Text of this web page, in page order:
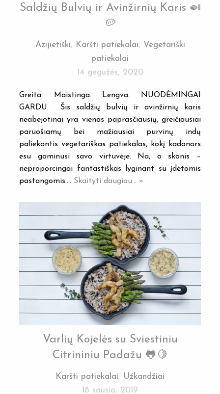
Saldžių Bulvių ir Avinžirnių Karis 🍛
🥔
Azijietiški, Karšti patiekalai, Vegetariški
patiekalai
14 gegužės, 2020
Greita. Maistinga. Lengva. NUODĖMINGAI
GARDU. Šis saldžių bulvių ir avinžirnių karis
neabejotinai yra vienas paprasčiausių, greičiausiai
paruošiamų bei mažiausiai purvinų indų
paliekantis vegetariškas patiekalas, kokį kadanors
esu gaminusi savo virtuvėje. Na, o skonis –
neproporcingai fantastiškas lyginant su įdėtomis
pastangomis.… Skaityti daugiau... »
Varlių Kojelės su Sviestiniu
Citrininiu Padažu 🐸🍋
Karšti patiekalai, Užkandžiai
18 sausio, 2019